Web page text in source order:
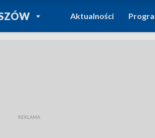
POWRÓT DO
TVP REGIONY
Aktualności